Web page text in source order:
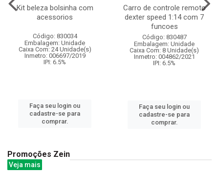
Kit beleza bolsinha com
acessorios
Código: 830034
Embalagem: Unidade
Caixa Com: 24 Unidade(s)
Inmetro: 006697/2019
IPI: 6.5%
Faça seu login ou
cadastre-se para
comprar.
Carro de controle remoto
dexter speed 1:14 com 7
funcoes
Código: 830487
Embalagem: Unidade
Caixa Com: 8 Unidade(s)
Inmetro: 004862/2021
IPI: 6.5%
Faça seu login ou
cadastre-se para
comprar.
Promoções Zein
Veja mais